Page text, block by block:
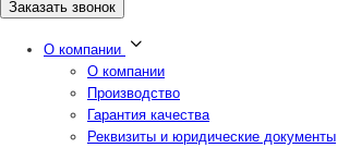
Заказать звонок
О компании
О компании
Производство
Гарантия качества
Реквизиты и юридические документы